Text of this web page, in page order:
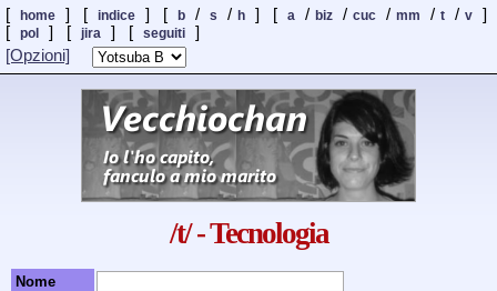
[ home ] [ indice ] [ b / s / h ] [ a / biz / cuc / mm / t / v
]
[
pol ] [ jira ] [ seguiti
]
[Opzioni]
/t/ - Tecnologia
Nome